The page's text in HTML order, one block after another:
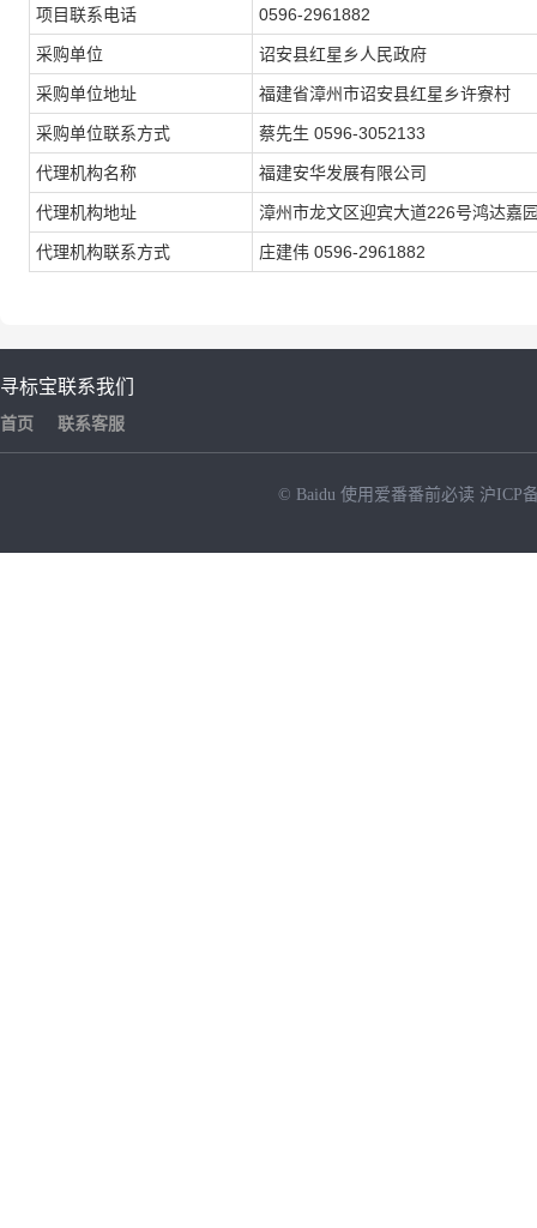
项目联系电话 0596-2961882
采购单位 诏安县红星乡人民政府
采购单位地址 福建省漳州市诏安县红星乡许寮村
采购单位联系方式 蔡先生 0596-3052133
代理机构名称 福建安华发展有限公司
代理机构地址 漳州市龙文区迎宾大道226号鸿达嘉
代理机构联系方式 庄建伟 0596-2961882
寻标宝
首页
联系我们
联系客服
© Baidu 使用爱番番前必读 沪ICP